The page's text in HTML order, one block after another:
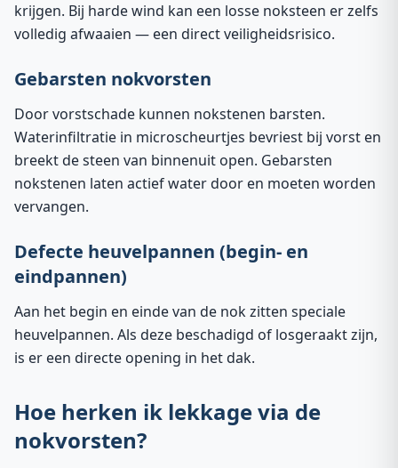
krijgen. Bij harde wind kan een losse noksteen er zelfs
volledig afwaaien — een direct veiligheidsrisico.
Gebarsten nokvorsten
Door vorstschade kunnen nokstenen barsten.
Waterinfiltratie in microscheurtjes bevriest bij vorst en
breekt de steen van binnenuit open. Gebarsten
nokstenen laten actief water door en moeten worden
vervangen.
Defecte heuvelpannen (begin- en
eindpannen)
Aan het begin en einde van de nok zitten speciale
heuvelpannen. Als deze beschadigd of losgeraakt zijn,
is er een directe opening in het dak.
Hoe herken ik lekkage via de
nokvorsten?